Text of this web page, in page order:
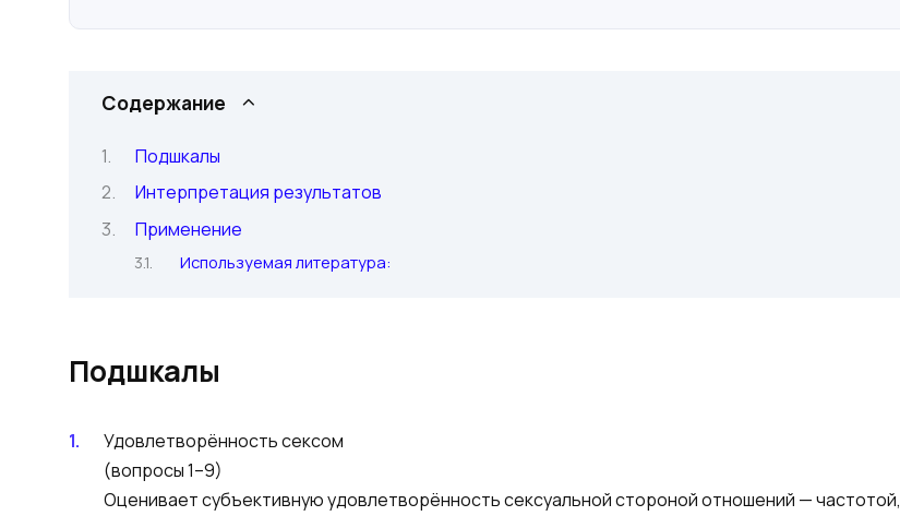
Содержание
Подшкалы
Интерпретация результатов
Применение
Используемая литература:
Подшкалы
Удовлетворённость сексом
(вопросы 1–9)
Оценивает субъективную удовлетворённость сексуальной стороной отношений — частотой,